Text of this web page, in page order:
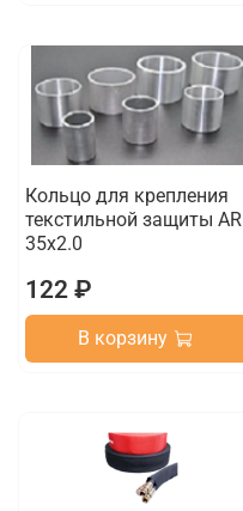
Кольцо для крепления
текстильной защиты AR
35x2.0
122 ₽
В корзину